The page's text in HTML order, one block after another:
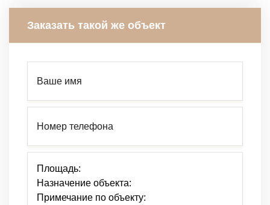
Заказать такой же объект